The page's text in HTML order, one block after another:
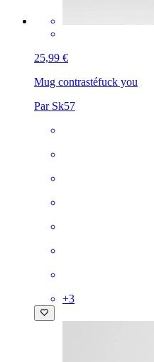
25,99 €
Mug contrastéfuck you
Par Sk57
+3